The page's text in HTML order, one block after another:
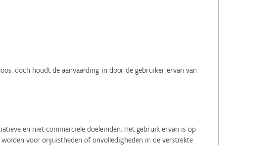
doch houdt de aanvaarding in door de gebruiker ervan van
en niet-commerciële doeleinden. Het gebruik ervan is op
voor onjuistheden of onvolledigheden in de verstrekte